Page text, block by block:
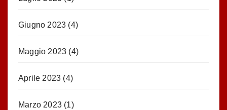
Giugno 2023 (4)
Maggio 2023 (4)
Aprile 2023 (4)
Marzo 2023 (1)